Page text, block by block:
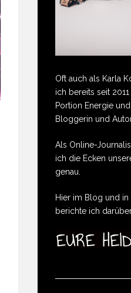
Oft auch als Karla
ich bereits seit
Portion Energie
Bloggerin und
Als Online-
ich die Ecken
genau.
Hier im Blog und
berichte ich